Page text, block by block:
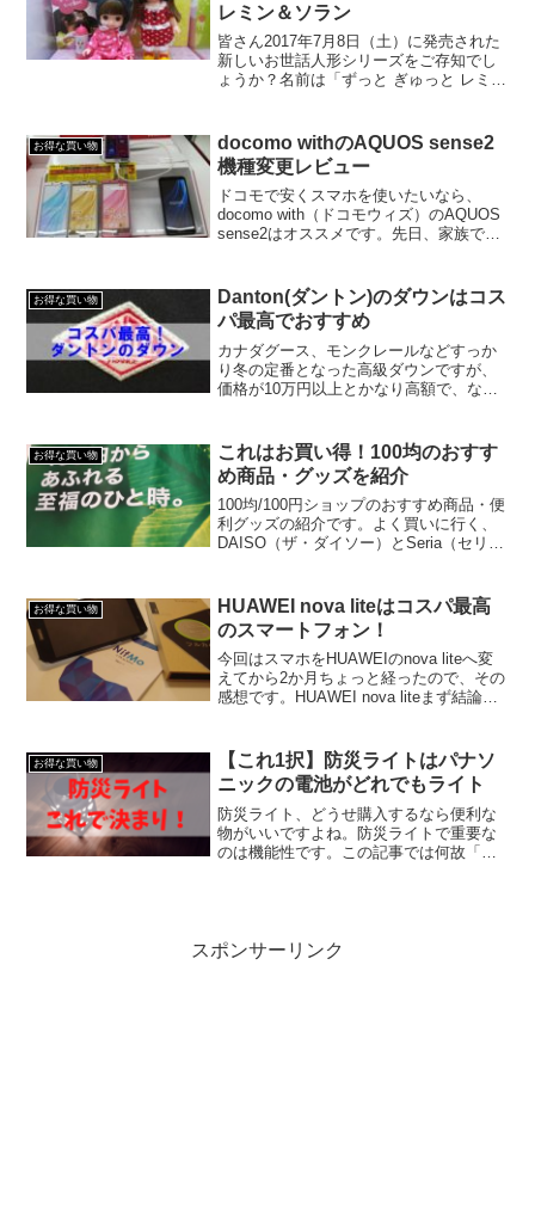
レミン＆ソラン
皆さん2017年7月8日（土）に発売された
新しいお世話人形シリーズをご存知でし
ょうか？名前は「ずっと ぎゅっと レミン
ン」はディズニーとバンダイの共同製作
で生ま...
お得な買い物
docomo withのAQUOS sense2
機種変更レビュー
ドコモで安くスマホを使いたいなら、
docomo with（ドコモウィズ）のAQUOS
sense2はオススメです。先日、家族でド
「docomo with対象機種への変更を...
お得な買い物
Danton(ダントン)のダウンはコス
パ最高でおすすめ
カナダグース、モンクレールなどすっか
り冬の定番となった高級ダウンですが、
価格が10万円以上とかなり高額で、なか
つも……値段の高さにちょっと引いてし
まいます。そんな我が家...
お得な買い物
これはお買い得！100均のおすす
め商品・グッズを紹介
100均/100円ショップのおすすめ商品・便
利グッズの紹介です。よく買いに行く、
DAISO（ザ・ダイソー）とSeria（セリ
お得な買い物
HUAWEI nova liteはコスパ最高
のスマートフォン！
今回はスマホをHUAWEIのnova liteへ変
えてから2か月ちょっと経ったので、その
感想です。HUAWEI nova liteまず結論は
較対象が若干古いの...
お得な買い物
【これ1択】防災ライトはパナソ
ニックの電池がどれでもライト
防災ライト、どうせ購入するなら便利な
物がいいですよね。防災ライトで重要な
のは機能性です。この記事では何故「パ
スポンサーリンク